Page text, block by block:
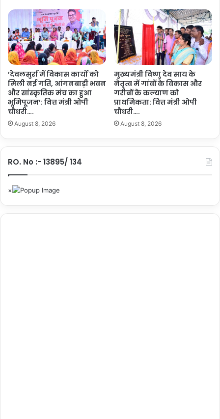
मं
टं
क
रा
म
व
र्मा
ए
वं
त
क
की
क्षा
मं
त्री
रु
’देवलसुर्रा में विकास कार्यों को
मिली नई गति, आंगनबाड़ी भवन
और सांस्कृतिक मंच का हुआ
भूमिपूजन’: वित्त मंत्री ओपी
चौधरी….
August 8, 2026
मुख्यमंत्री विष्णु देव साय के
नेतृत्व में गांवों के विकास और
गरीबों के कल्याण को
प्राथमिकता: वित्त मंत्री ओपी
चौधरी….
August 8, 2026
RO. No :- 13895/ 134